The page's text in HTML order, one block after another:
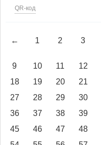
QR-код
← 1 2 3
9
10 11 12
18
19 20 21
27
28 29 30
36
37 38 39
45
46 47 48